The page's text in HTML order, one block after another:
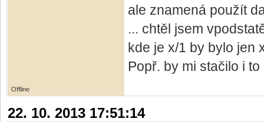
ale znamená použít
... chtěl jsem
kde je x/1 by bylo jen
Popř. by mi stačilo i
Offline
22. 10. 2013 17:51:14